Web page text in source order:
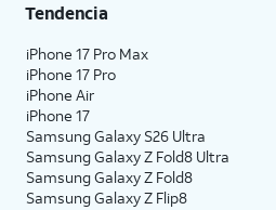
Tendencia
iPhone 17 Pro Max
iPhone 17 Pro
iPhone Air
iPhone 17
Samsung Galaxy S26 Ultra
Samsung Galaxy Z Fold8 Ultra
Samsung Galaxy Z Fold8
Samsung Galaxy Z Flip8